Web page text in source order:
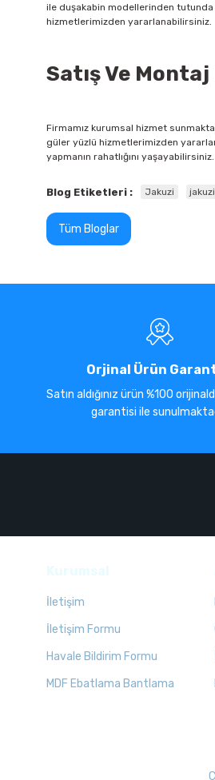
ile duşakabin modellerinden tutunda
hizmetlerimizden yararlanabilirsiniz.
Satış Ve
Firmamız kurumsal hizmet
güler yüzlü hizmetlerimizden
yapmanın rahatlığını yaşayabilirsiniz.
Blog Etiketleri : Jakuzi
Tüm Bloglar
Orjinal Ürün
Satın aldığınız ürün %100
garantisi ile
İletişim
İletişim Formu
Havale Bildirim Formu
MDF Ebatlama Bantlama